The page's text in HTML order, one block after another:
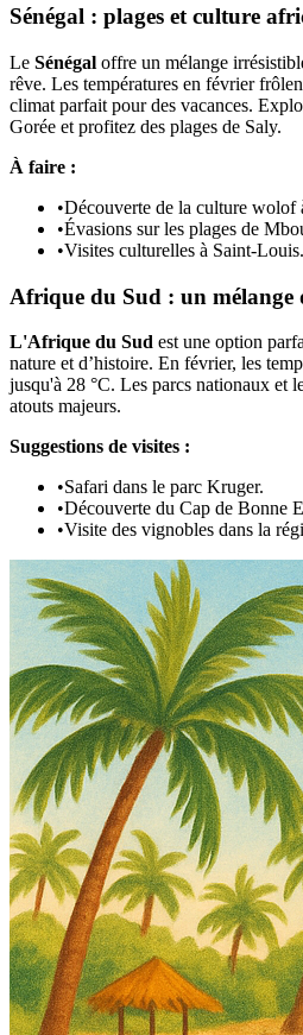
Sénégal : plages et culture
Le Sénégal offre un mélange
rêve. Les températures en février
climat parfait pour des vacances.
Gorée et profitez des plages de Saly.
À faire :
•Découverte de la culture wolof
•Évasions sur les plages de
•Visites culturelles à Saint-Louis.
Afrique du Sud : un mélange
L'Afrique du Sud est une option
nature et d’histoire. En février, les
jusqu'à 28 °C. Les parcs nationaux et
atouts majeurs.
Suggestions de visites :
•Safari dans le parc Kruger.
•Découverte du Cap de Bonne
•Visite des vignobles dans la